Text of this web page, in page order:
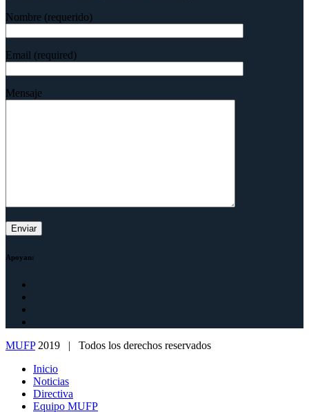
Nombre (requerido)
Email (required)
Mensaje
Apoyan:
MUFP2019 | Todos los derechos reservados
Inicio
Noticias
Directiva
Equipo MUFP